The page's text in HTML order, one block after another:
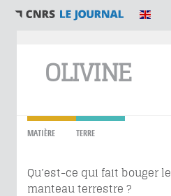
OLIVINE
MATIÈRE TERRE
Qu’est-ce qui fait bouger le
manteau terrestre ?